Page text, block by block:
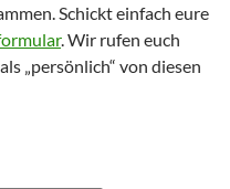
Schickt einfach eure
. Wir rufen euch
„persönlich“ von diesen